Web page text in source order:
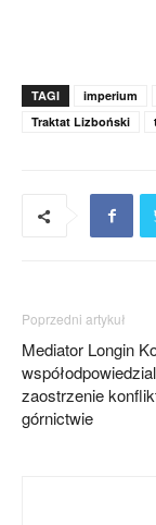
TAGI imperium
Traktat Lizboński
Poprzedni artykuł
Mediator Longin
zaostrzenie
górnictwie